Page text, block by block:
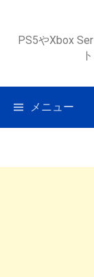
ツ
ス
PS5やXbox
メニュー